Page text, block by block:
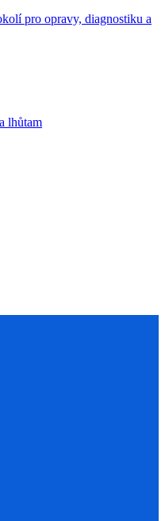
pro opravy, diagnostiku a
lhůtam